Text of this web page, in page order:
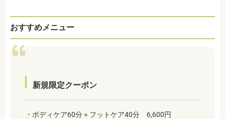
おすすめメニュー
新規限定クーポン
・ボディケア60分＋フットケア40分 6,600円